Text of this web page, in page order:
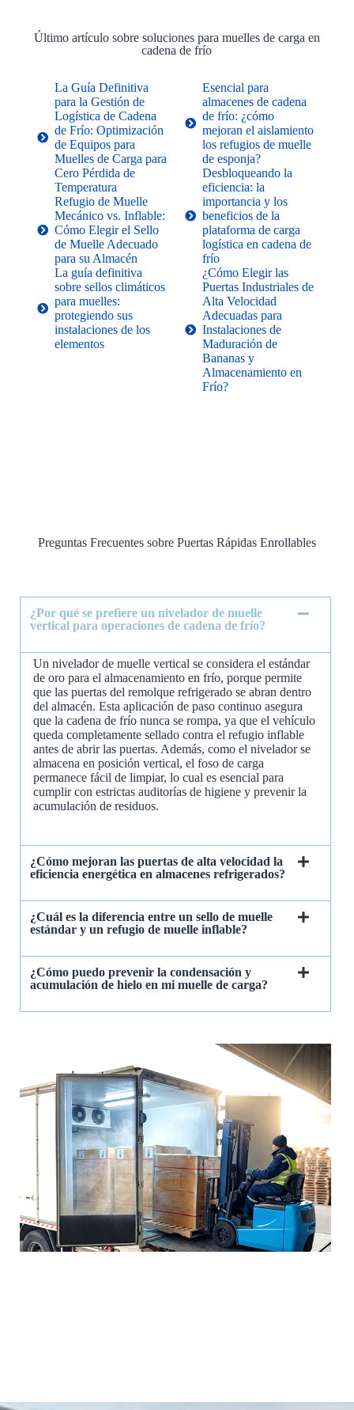
Último artículo sobre soluciones para muelles de carga en
cadena de frío
La Guía Definitiva
para la Gestión de
Logística de Cadena
de Frío: Optimización
de Equipos para
Muelles de Carga para
Cero Pérdida de
Temperatura
Refugio de Muelle
Mecánico vs. Inflable:
Cómo Elegir el Sello
de Muelle Adecuado
para su Almacén
La guía definitiva
sobre sellos climáticos
para muelles:
protegiendo sus
instalaciones de los
elementos
Esencial para
almacenes de cadena
de frío: ¿cómo
mejoran el aislamiento
los refugios de muelle
de esponja?
Desbloqueando la
eficiencia: la
importancia y los
beneficios de la
plataforma de carga
logística en cadena de
frío
¿Cómo Elegir las
Puertas Industriales de
Alta Velocidad
Adecuadas para
Instalaciones de
Maduración de
Bananas y
Almacenamiento en
Frío?
Preguntas Frecuentes sobre Puertas Rápidas Enrollables
¿Por qué se prefiere un nivelador de muelle
vertical para operaciones de cadena de frío?
Un nivelador de muelle vertical se considera el estándar
de oro para el almacenamiento en frío, porque permite
que las puertas del remolque refrigerado se abran dentro
del almacén. Esta aplicación de paso continuo asegura
que la cadena de frío nunca se rompa, ya que el vehículo
queda completamente sellado contra el refugio inflable
antes de abrir las puertas. Además, como el nivelador se
almacena en posición vertical, el foso de carga
permanece fácil de limpiar, lo cual es esencial para
cumplir con estrictas auditorías de higiene y prevenir la
acumulación de residuos.
¿Cómo mejoran las puertas de alta velocidad la
eficiencia energética en almacenes refrigerados?
¿Cuál es la diferencia entre un sello de muelle
estándar y un refugio de muelle inflable?
¿Cómo puedo prevenir la condensación y
acumulación de hielo en mi muelle de carga?